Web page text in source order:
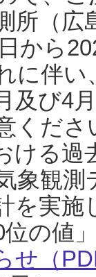
所（
から
に伴い
及び4
くだ
ける過
象観
を実
の値
せ（